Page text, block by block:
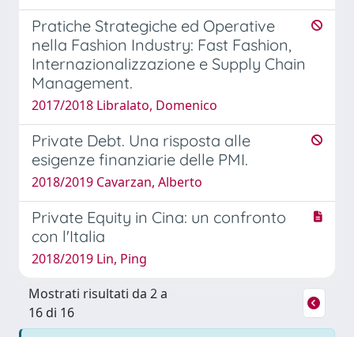
Pratiche Strategiche ed Operative
nella Fashion Industry: Fast Fashion,
Internazionalizzazione e Supply Chain
Management.
2017/2018 Libralato, Domenico
Private Debt. Una risposta alle
esigenze finanziarie delle PMI.
2018/2019 Cavarzan, Alberto
Private Equity in Cina: un confronto
con l'Italia
2018/2019 Lin, Ping
Mostrati risultati da 2 a
16 di 16